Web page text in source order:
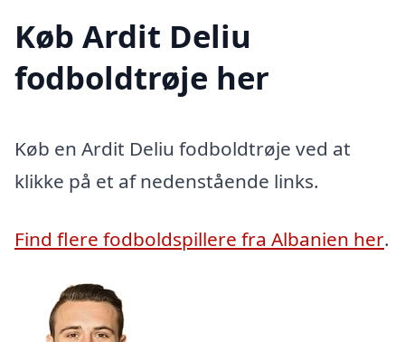
Køb Ardit Deliu
fodboldtrøje her
Køb en Ardit Deliu fodboldtrøje ved at
klikke på et af nedenstående links.
Find flere fodboldspillere fra Albanien her.